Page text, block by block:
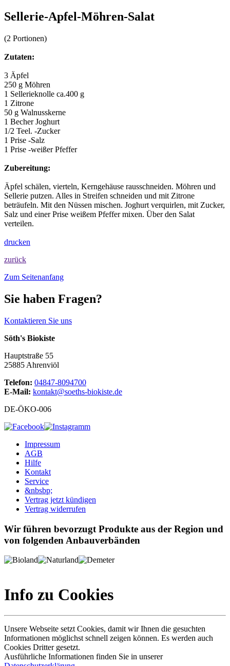
Sellerie-Apfel-Möhren-Salat
(2 Portionen)
Zutaten:
3 Äpfel
250 g Möhren
1 Sellerieknolle ca.400 g
1 Zitrone
50 g Walnusskerne
1 Becher Joghurt
1/2 Teel. -Zucker
1 Prise -Salz
1 Prise -weißer Pfeffer
Zubereitung:
Äpfel schälen, vierteln, Kerngehäuse rausschneiden. Möhren und
Sellerie putzen. Alles in Streifen schneiden und mit Zitrone
beträufeln. Mit den Nüssen mischen. Joghurt verquirlen, mit Zucker,
Salz und einer Prise weißem Pfeffer mixen. Über den Salat
verteilen.
drucken
zurück
Zum Seitenanfang
Sie haben Fragen?
Kontaktieren Sie uns
Söth's Biokiste
Hauptstraße 55
25885 Ahrenviöl
Telefon: 04847-8094700
E-Mail: kontakt@soeths-biokiste.de
DE-ÖKO-006
Impressum
AGB
Hilfe
Kontakt
Service
&nbsbp;
Vertrag jetzt kündigen
Vertrag widerrufen
Wir führen bevorzugt Produkte aus der Region und
von folgenden Anbauverbänden
Info zu Cookies
Unsere Webseite setzt Cookies, damit wir Ihnen die gesuchten
Informationen möglichst schnell zeigen können. Es werden auch
Cookies Dritter gesetzt.
Ausführliche Informationen finden Sie in unserer